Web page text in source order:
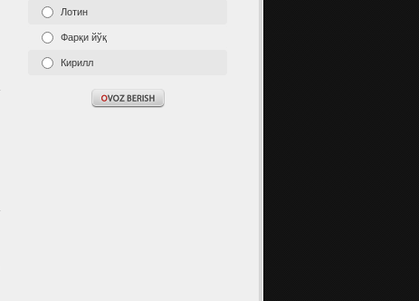
Лотин
Фарқи йўқ
Кирилл